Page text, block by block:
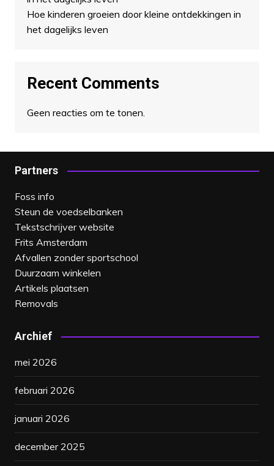
Hoe kinderen groeien door kleine ontdekkingen in
het dagelijks leven
Recent Comments
Geen reacties om te tonen.
Partners
Foss info
Steun de voedselbanken
Tekstschrijver website
Frits Amsterdam
Afvallen zonder sportschool
Duurzaam winkelen
Artikels plaatsen
Removals
Archief
mei 2026
februari 2026
januari 2026
december 2025